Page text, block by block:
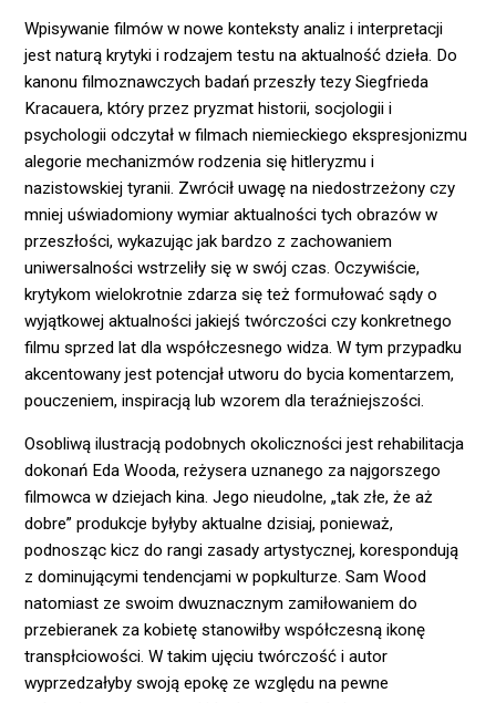
Wpisywanie filmów w nowe konteksty analiz i interpretacji
jest naturą krytyki i rodzajem testu na aktualność dzieła. Do
kanonu filmoznawczych badań przeszły tezy Siegfrieda
Kracauera, który przez pryzmat historii, socjologii i
psychologii odczytał w filmach niemieckiego ekspresjonizmu
alegorie mechanizmów rodzenia się hitleryzmu i
nazistowskiej tyranii. Zwrócił uwagę na niedostrzeżony czy
mniej uświadomiony wymiar aktualności tych obrazów w
przeszłości, wykazując jak bardzo z zachowaniem
uniwersalności wstrzeliły się w swój czas. Oczywiście,
krytykom wielokrotnie zdarza się też formułować sądy o
wyjątkowej aktualności jakiejś twórczości czy konkretnego
filmu sprzed lat dla współczesnego widza. W tym przypadku
akcentowany jest potencjał utworu do bycia komentarzem,
pouczeniem, inspiracją lub wzorem dla teraźniejszości.
Osobliwą ilustracją podobnych okoliczności jest rehabilitacja
dokonań Eda Wooda, reżysera uznanego za najgorszego
filmowca w dziejach kina. Jego nieudolne, „tak złe, że aż
dobre” produkcje byłyby aktualne dzisiaj, ponieważ,
podnosząc kicz do rangi zasady artystycznej, korespondują
z dominującymi tendencjami w popkulturze. Sam Wood
natomiast ze swoim dwuznacznym zamiłowaniem do
przebieranek za kobietę stanowiłby współczesną ikonę
transpłciowości. W takim ujęciu twórczość i autor
wyprzedzałyby swoją epokę ze względu na pewne